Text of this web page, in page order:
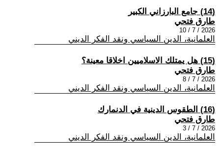
(14) جامع البارزاني الكبير
طارق فتحي
2026 / 7 / 10
العلمانية، الدين السياسي ونقد الفكر الديني
(15) هل يمتلك الاسلاميين اخلاقا معينة؟
طارق فتحي
2026 / 7 / 8
العلمانية، الدين السياسي ونقد الفكر الديني
(16) الطقوس الدينية في الدنمارك
طارق فتحي
2026 / 7 / 3
العلمانية، الدين السياسي ونقد الفكر الديني